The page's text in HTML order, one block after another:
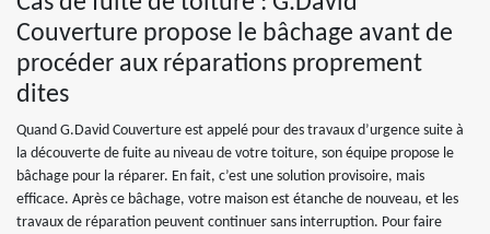
Couverture propose le bâchage avant de
procéder aux réparations proprement
dites
Quand G.David Couverture est appelé pour des travaux d’urgence suite à
la découverte de fuite au niveau de votre toiture, son équipe propose le
bâchage pour la réparer. En fait, c’est une solution provisoire, mais
efficace. Après ce bâchage, votre maison est étanche de nouveau, et les
travaux de réparation peuvent continuer sans interruption. Pour faire